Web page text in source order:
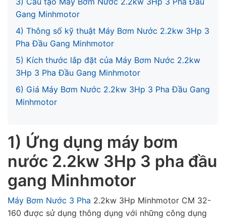
Gang Minhmotor
4) Thông số kỹ thuật Máy Bơm Nước 2.2kw 3Hp 3
Pha Đầu Gang Minhmotor
5) Kích thước lắp đặt của Máy Bơm Nước 2.2kw
3Hp 3 Pha Đầu Gang Minhmotor
6) Giá Máy Bơm Nước 2.2kw 3Hp 3 Pha Đầu Gang
Minhmotor
1) Ứng dụng máy bơm
nước 2.2kw 3Hp 3 pha đầu
gang Minhmotor
Máy Bơm Nước 3 Pha 2.2kw 3Hp Minhmotor CM 32-
160 được sử dụng thông dụng với những công dụng